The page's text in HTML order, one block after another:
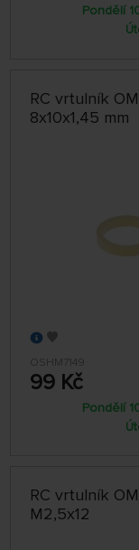
Pondělí
RC vrtulník
8x10x1,45 mm
OSHM7149
99 Kč
Pondělí
RC vrtulník
M2,5x12